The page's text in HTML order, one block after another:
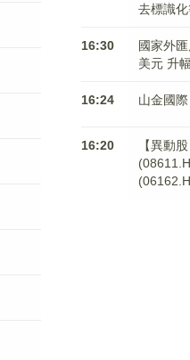
去標識
16:30
國家外
美元 升
16:24 山金國
16:20
【異動